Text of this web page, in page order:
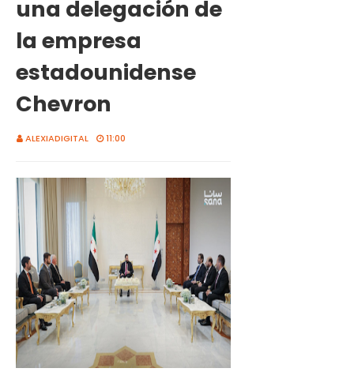
una delegación de
la empresa
estadounidense
Chevron
ALEXIADIGITAL 11:00